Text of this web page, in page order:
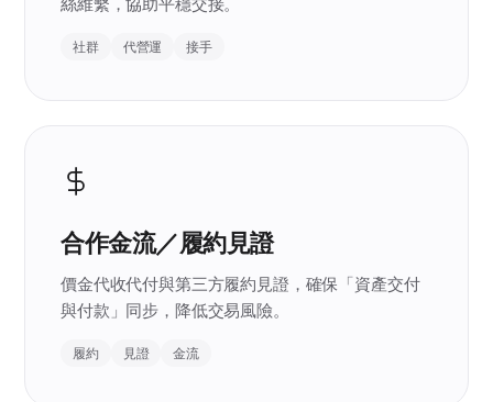
社群 代營運 接手
合作金流／履約見證
價金代收代付與第三方履約見證，確保「資產交付
與付款」同步，降低交易風險。
履約 見證 金流